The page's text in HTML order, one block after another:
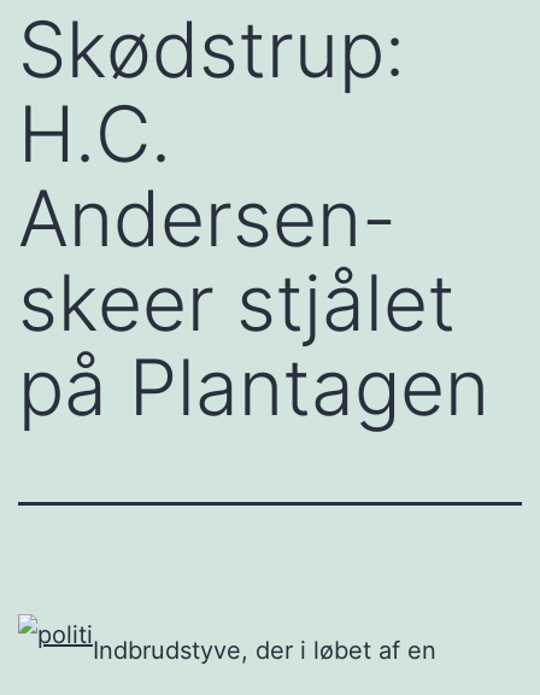
Skødstrup:
H.C.
Andersen-
skeer stjålet
på Plantagen
Indbrudstyve, der i løbet af en